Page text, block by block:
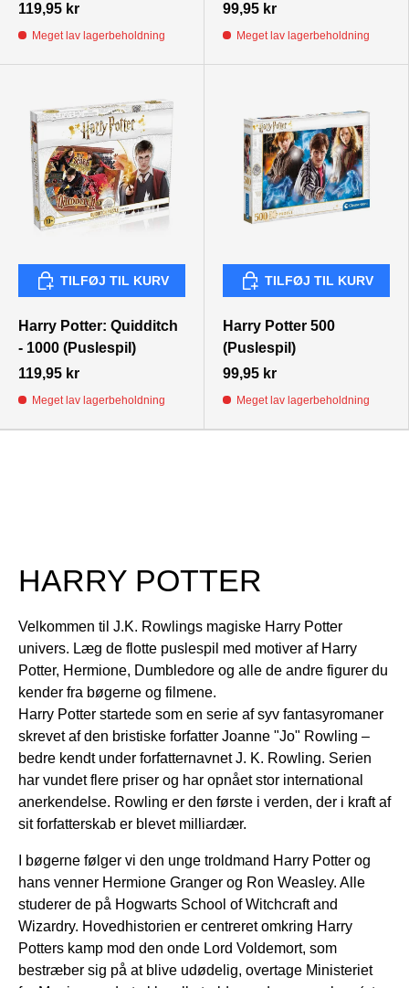
119,95 kr
Meget lav lagerbeholdning
99,95 kr
Meget lav lagerbeholdning
TILFØJ TIL KURV
TILFØJ TIL KURV
Harry Potter: Quidditch
- 1000 (Puslespil)
119,95 kr
Meget lav lagerbeholdning
TILFØJ TIL KURV
TILFØJ TIL KURV
Harry Potter 500
(Puslespil)
99,95 kr
Meget lav lagerbeholdning
HARRY POTTER
Velkommen til J.K. Rowlings magiske Harry Potter
univers. Læg de flotte puslespil med motiver af Harry
Potter, Hermione, Dumbledore og alle de andre figurer du
kender fra bøgerne og filmene.
Harry Potter startede som en serie af syv fantasyromaner
skrevet af den bristiske forfatter Joanne "Jo" Rowling –
bedre kendt under forfatternavnet J. K. Rowling. Serien
har vundet flere priser og har opnået stor international
anerkendelse. Rowling er den første i verden, der i kraft af
sit forfatterskab er blevet milliardær.
I bøgerne følger vi den unge troldmand Harry Potter og
hans venner Hermione Granger og Ron Weasley. Alle
studerer de på Hogwarts School of Witchcraft and
Wizardry. Hovedhistorien er centreret omkring Harry
Potters kamp mod den onde Lord Voldemort, som
bestræber sig på at blive udødelig, overtage Ministeriet